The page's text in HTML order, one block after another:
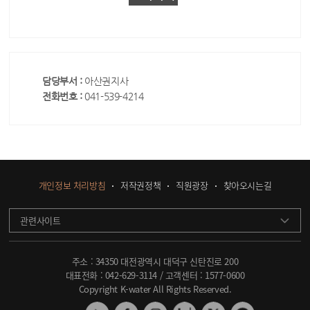
담당부서 : 아산권지사
전화번호 : 041-539-4214
개인정보 처리방침 저작권정책 직원광장 찾아오시는길
관련사이트
주소 : 34350 대전광역시 대덕구 신탄진로 200
대표전화 : 042-629-3114 / 고객센터 : 1577-0600
Copyright K-water All Rights Reserved.